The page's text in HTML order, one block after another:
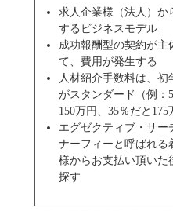
求人企業様（法人）か
するビジネスモデル
成功報酬型の契約が主
て、費用が発生する
人材紹介手数料は、初
がスタンダード（例：
150万円、35％だと175
エグゼクティブ・サー
ナーフィーと呼ばれる
様からお支払い頂いた
探す